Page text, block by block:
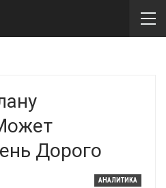
Дорого
АНАЛИТИКА